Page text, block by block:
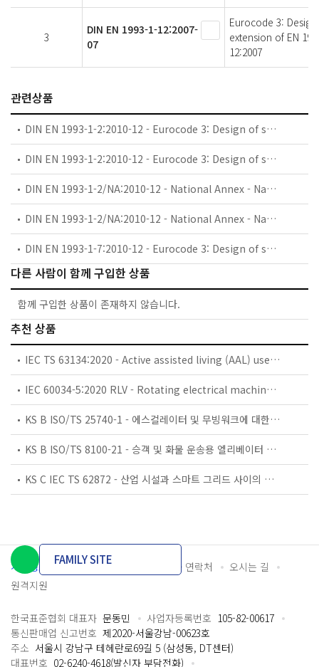
3
DIN EN 1993-1-12:2007-
07
Eurocode 3:
extension of EN
12:2007
관련상품
DIN EN 1993-1-2:2010-12 - Eurocode 3: Design of steel structures - Part 1-2: General rules - Structural fire design; German version EN 1993-1-2:2005 + AC:2009
DIN EN 1993-1-2:2010-12 - Eurocode 3: Design of steel structures - Part 1-2: General rules - Structural fire design (includes Corrigendum AC:2009)
DIN EN 1993-1-2/NA:2010-12 - National Annex - Nationally determined parameters - Eurocode 3: Design of steel structures - Part 1-2: General rules - Structural fire design
DIN EN 1993-1-2/NA:2010-12 - National Annex - Nationally determined parameters - Eurocode 3: Design of steel structures - Part 1-2: General rules - Structural fire design
DIN EN 1993-1-7:2010-12 - Eurocode 3: Design of steel structures - Part 1-7: Plated structures subject to out of plane loading (includes Corrigendum AC:2009)
다른 사람이 함께 구입한 상품
함께 구입한 상품이 존재하지 않습니다.
추천 상품
IEC TS 63134:2020 - Active assisted living (AAL) use cases
IEC 60034-5:2020 RLV - Rotating electrical machines - Part 5: Degrees of protection provided by the integral design of rotating electrical machines (IP code) - Classification
KS B ISO/TS 25740-1 - 에스컬레이터 및 무빙워크에 대한 안전요건 — 제1부: 세계공통 필수 안전요건(GESRs)
KS B ISO/TS 8100-21 - 승객 및 화물 운송용 엘리베이터 —제21부: 세계공통 필수안전요건(GESRs)을 충족하는 세계공통 안전 파라미터(GSPs)
KS C IEC TS 62872 - 산업 시설과 스마트 그리드 사이의 산업 공정 측정, 제어 및 자동화 시스템 인터페이스
개인정보처리방침 이용약관 담당자 연락처
오시는 길
원격지원
FAMILY SITE
한국표준협회 대표자 문동민 사업자등록번호 105-82-00617
통신판매업 신고번호 제2020-서울강남-00623호
주소 서울시 강남구 테헤란로69길 5 (삼성동, DT센터)
대표번호 02-6240-4618(발신자 부담전화)